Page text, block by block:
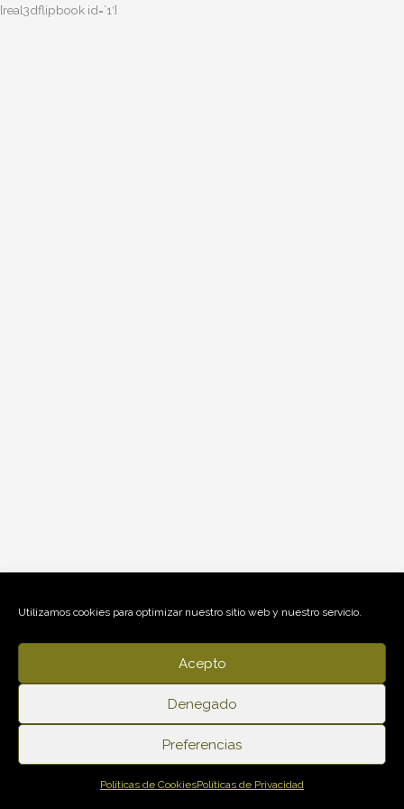
Utilizamos cookies para optimizar nuestro sitio web y nuestro servicio.
Acepto
Denegado
Preferencias
Políticas de CookiesPolíticas de Privacidad
[real3dflipbook id=’1′]